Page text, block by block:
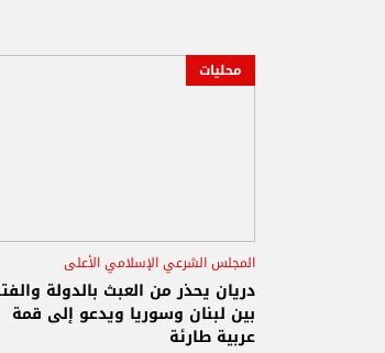
محليات
المجلس الشرعي الإسلامي الأعلى
المفتي عبد اللطيف دريان
المفاوضات اللبنانية- الاسرائيلية
دريان يحذر من العبث بالدولة
بين لبنان وسوريا ويدعو إلى قمة
عربية طارئة